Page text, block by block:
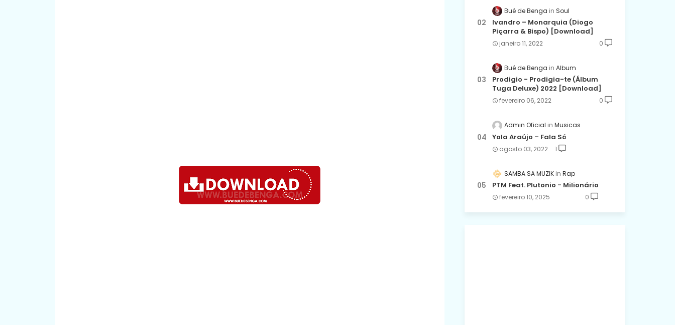
Bué de Benga Soul
Ivandro – Monarquia (Diogo
Piçarra & Bispo) [Download]
janeiro 11, 2022 0
Bué de Benga Album
Prodigio - Prodigia-te (Álbum
Tuga Deluxe) 2022 [Download]
fevereiro 06, 2022 0
Admin Oficial Musicas
Yola Araújo – Fala Só
agosto 03, 2022 1
SAMBA SA MUZIK Rap
PTM Feat. Plutonio - Milionário
fevereiro 10, 2025 0